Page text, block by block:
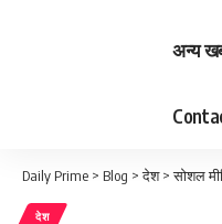
अन्य
Daily Prime > Blog >देश>सोशल मीडिया
देश